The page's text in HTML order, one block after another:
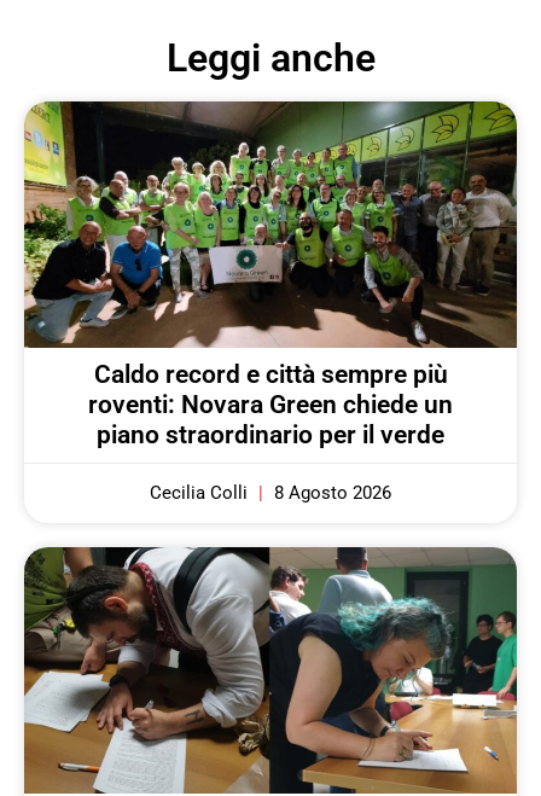
Leggi anche
Caldo record e città sempre più
roventi: Novara Green chiede un
piano straordinario per il verde
Cecilia Colli 8 Agosto 2026